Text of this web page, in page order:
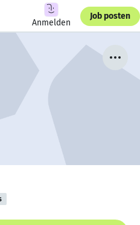
Anmelden
Job posten